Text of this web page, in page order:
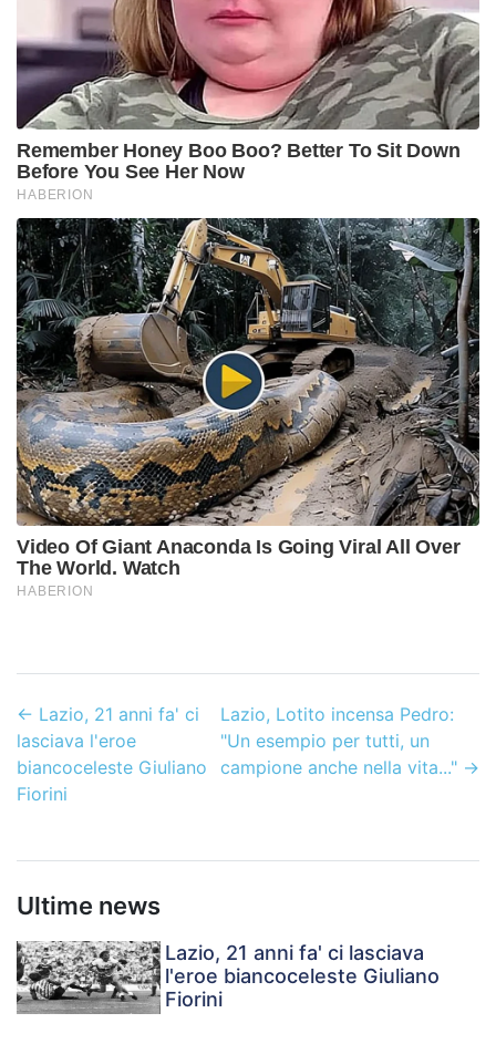
← Lazio, 21 anni fa' ci
lasciava l'eroe
biancoceleste Giuliano
Fiorini
Lazio, Lotito incensa Pedro:
"Un esempio per tutti, un
campione anche nella vita..."→
Ultime news
Lazio, 21 anni fa' ci lasciava
l'eroe biancoceleste Giuliano
Fiorini